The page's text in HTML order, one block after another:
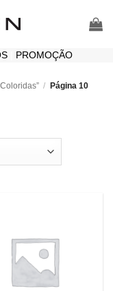
| PROMOÇÃO
/ Página 10